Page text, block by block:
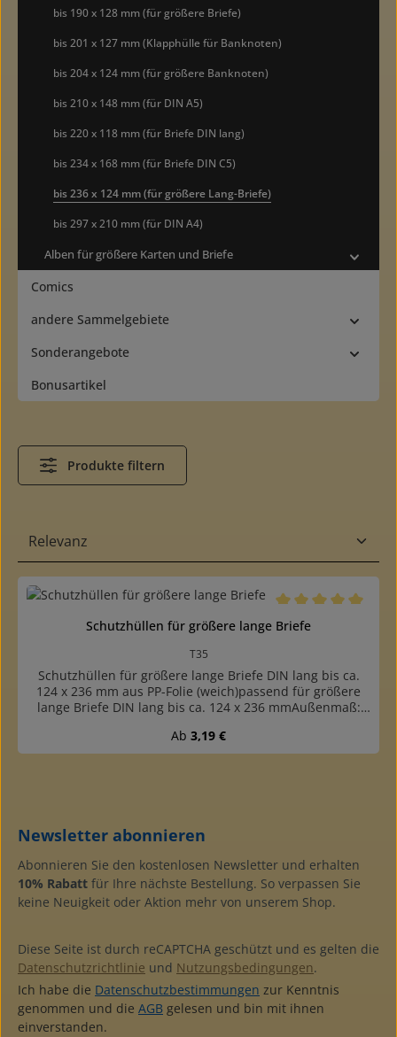
bis 190 x 128 mm (für größere Briefe)
bis 201 x 127 mm (Klapphülle für Banknoten)
bis 204 x 124 mm (für größere Banknoten)
bis 210 x 148 mm (für DIN A5)
bis 220 x 118 mm (für Briefe DIN lang)
bis 234 x 168 mm (für Briefe DIN C5)
bis 236 x 124 mm (für größere Lang-Briefe)
bis 297 x 210 mm (für DIN A4)
Alben für größere Karten und Briefe
Comics
andere Sammelgebiete
Sonderangebote
Bonusartikel
Produkte filtern
Durchschnittliche
Schutzhüllen für größere lange Briefe
T35
Schutzhüllen für größere lange Briefe DIN lang bis ca.
124 x 236 mm aus PP-Folie (weich)passend für größere
lange Briefe DIN lang bis ca. 124 x 236 mmAußenmaß:
Qualität, leichtes Einschieben und Herausziehen der
Briefegefertigt aus glasklarer, weichmacherfreier PP-Folie
Regulärer Preis:
Ab 3,19 €
Newsletter abonnieren
Abonnieren Sie den kostenlosen Newsletter und erhalten
10% Rabatt für Ihre nächste Bestellung. So verpassen Sie
keine Neuigkeit oder Aktion mehr von unserem Shop.
Diese Seite ist durch reCAPTCHA geschützt und es gelten die
Datenschutzrichtlinie und Nutzungsbedingungen.
Ich habe die Datenschutzbestimmungen zur Kenntnis
genommen und die AGB gelesen und bin mit ihnen
einverstanden.